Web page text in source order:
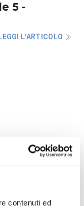
contenuti ed
5 -
LEGGI L'ARTICOLO
Rai 2
L'ARTICOLO